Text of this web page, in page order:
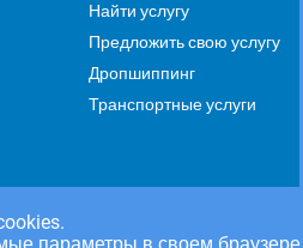
параметры в своем браузере.
Найти услугу
Предложить свою услугу
Дропшиппинг
Транспортные услуги